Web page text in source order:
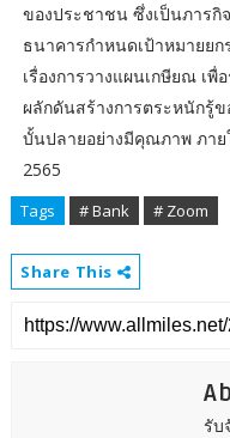
ของประชาชน ซึ่งเป็นภาร
ธนาคารกำหนดเป้าหมายย
เรื่องการวางแผนเกษียณ เ
ผลักดันสร้างการตระหนักรู้
บั้นปลายอย่างมีคุณภาพ ภา
2565
Tags # Bank # Zoom
Share This
รับ